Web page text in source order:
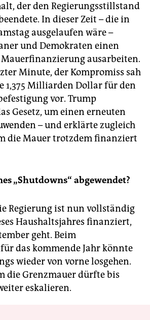
der den Regierungsstillstand
In dieser Zeit – die in
ausgelaufen wäre –
und Demokraten einen
ausarbeiten.
Minute, der Kompromiss sah
1,375 Milliarden Dollar für den
vor. Trump
Gesetz, um einen erneuten
– und erklärte zugleich
die Mauer trotzdem finanziert
„Shutdowns“ abgewendet?
Regierung ist nun vollständig
Haushaltsjahres finanziert,
geht. Beim
das kommende Jahr könnte
wieder von vorne losgehen.
die Grenzmauer dürfte bis
eskalieren.